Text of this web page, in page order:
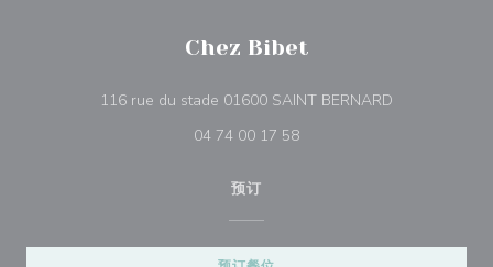
Chez Bibet
116 rue du stade 01600 SAINT BERNARD
04 74 00 17 58
预订